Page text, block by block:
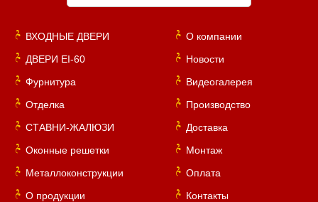
ВХОДНЫЕ ДВЕРИ
ДВЕРИ EI-60
Фурнитура
Отделка
СТАВНИ-ЖАЛЮЗИ
Оконные решетки
Металлоконструкции
О продукции
О компании
Новости
Видеогалерея
Производство
Доставка
Монтаж
Оплата
Контакты